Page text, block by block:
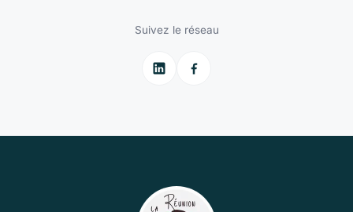
Suivez le réseau